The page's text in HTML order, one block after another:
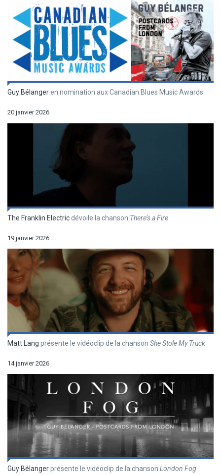
Guy Bélangeren nomination aux Canadian Blues Music Awards
20 janvier 2026
The Franklin Electricdévoile la chanson There’s a Fire
19 janvier 2026
Matt Lang présente le vidéoclip de la chanson She Stole My Truck
14 janvier 2026
Guy Bélangerprésente le vidéoclip de la chanson London Fog